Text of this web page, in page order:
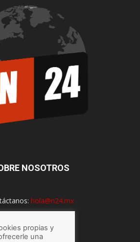
NOSOTROS
hola@n24.mx
SÍGUENOS
propias y
una